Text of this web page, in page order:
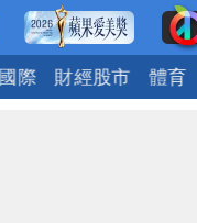
國際 財經股市 體育